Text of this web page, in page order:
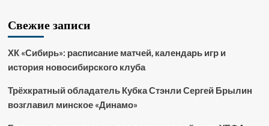
Свежие записи
ХК «Сибирь»: расписание матчей, календарь игр и
история новосибирского клуба
Трёхкратный обладатель Кубка Стэнли Сергей Брылин
возглавил минское «Динамо»